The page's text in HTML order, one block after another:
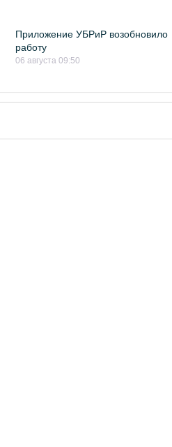
Приложение УБРиР возобновило
работу
06 августа 09:50